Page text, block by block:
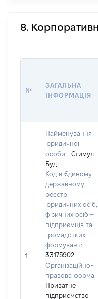
8.
№
ЗАГАЛЬНА
ІНФОРМАЦІЯ
1
Найменування
юридичної
особи:
Стимул
Буд
Код в Єдиному
державному
реєстрі
юридичних осіб,
фізичних осіб –
підприємців та
громадських
формувань:
33175902
Організаційно-
правова форма:
Приватне
підприємство